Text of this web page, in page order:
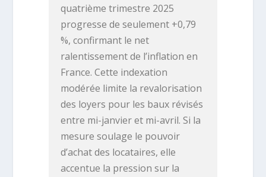
quatrième trimestre 2025
progresse de seulement +0,79
%, confirmant le net
ralentissement de l’inflation en
France. Cette indexation
modérée limite la revalorisation
des loyers pour les baux révisés
entre mi-janvier et mi-avril. Si la
mesure soulage le pouvoir
d’achat des locataires, elle
accentue la pression sur la